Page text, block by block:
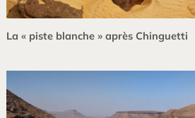
La « piste blanche » après Chinguetti